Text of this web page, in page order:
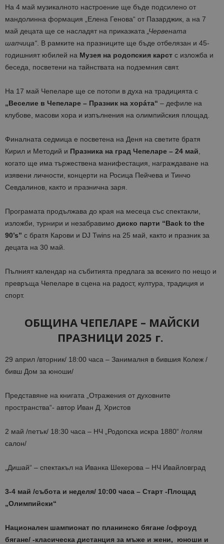
На 4 май музикалното настроение ще бъде подсилено от
мандолинна формация „Елена Генова“ от Пазарджик, а на 7
май децата ще се насладят на приказката „Червената
шапчица“ . В рамките на празниците ще бъде отбелязан и 45-
годишният юбилей на Музея на родопския карст с изложба и
беседа, посветени на тайнствата на подземния свят.
На 17 май Чепеларе ще се потопи в духа на традицията с
„Веселие в Чепеларе – Празник на хорáта“ – дефиле на
клубове, масови хора и изпълнения на олимпийския площад.
Финалната седмица е посветена на Деня на светите братя
Кирил и Методий и Празника на град Чепеларе – 24 май
когато ще има тържествена манифестация, награждаване на
изявени личности, концерти на Росица Пейчева и Тинчо
Севдалинов, както и празнична заря.
Програмата продължава до края на месеца със спектакли,
изложби, турнири и незабравимо диско парти “Back to the
90’s” с братя Карови и DJ Twins на 25 май, както и празник за
децата на 30 май.
Пълният календар на събитията предлага за всекиго по нещо и
превръща Чепеларе в сцена на радост, култура, традиция и
спорт.
ОБЩИНА ЧЕПЕЛАРЕ – МАЙСКИ
ПРАЗНИЦИ 2025 г.
29 април /вторник/ 18:00 часа – Занималня в бившия Колеж /
бивш Дом за юноши/
Представяне на книгата „Отражения от духовните
пространства“- автор Иван Д. Христов
2 май /петък/ 18:30 часа – НЧ „Родопска искра 1880“ /голям
салон/
„Дишай“ – спектакъл на Иванка Шекерова – НЧ Ивайловград
3-4 май /събота и неделя/ 10:00 часа – Старт -Площад
„Олимпийски“
Национален шампионат по планинско бягане /офроуд
бягане/ -класическа дистанция за мъже и жени, юноши и